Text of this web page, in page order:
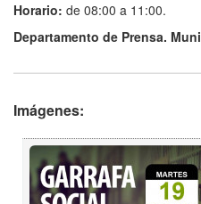
Horario: de 08:00 a 11:00.
Departamento de Prensa.
Imágenes: